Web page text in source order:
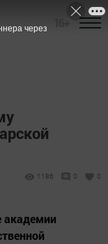
1186 0 0
академии
через